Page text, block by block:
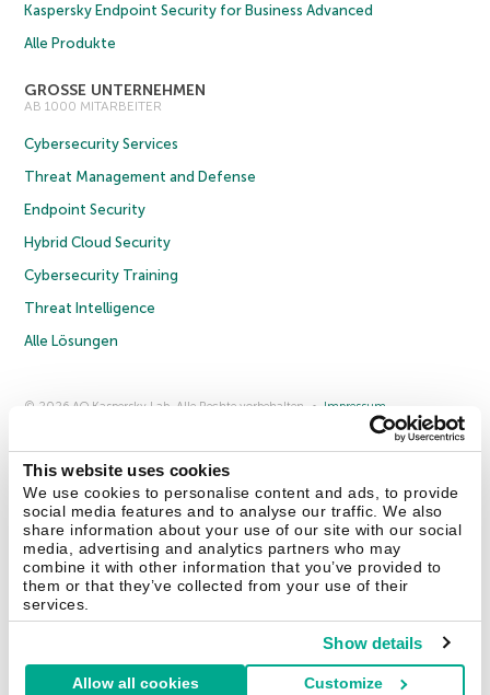
This website uses cookies
We use cookies to personalise content and ads, to provide
social media features and to analyse our traffic. We also
share information about your use of our site with our social
media, advertising and analytics partners who may
combine it with other information that you’ve provided to
them or that they’ve collected from your use of their
services.
Show details
Allow all cookies Customize
Kaspersky Endpoint Security for Business Advanced
Alle Produkte
GROSSE UNTERNEHMEN
AB 1000 MITARBEITER
Cybersecurity Services
Threat Management and Defense
Endpoint Security
Hybrid Cloud Security
Cybersecurity Training
Threat Intelligence
Alle Lösungen
© 2026 AO Kaspersky Lab. Alle Rechte vorbehalten.
Impressum
Lizenzvereinbarung B2B
Kontakt Über uns Partner Blog
Weitere Informationen
Pressemitteilungen
Securelist Eugene Personal Blog Enzyklopädie